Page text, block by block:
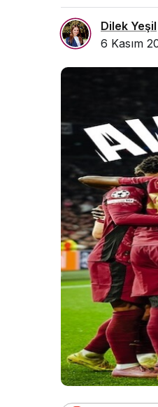
Dilek Yeşil
6 Kasım